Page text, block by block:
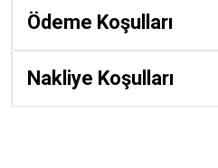
Ödeme Koşulları
Nakliye Koşulları